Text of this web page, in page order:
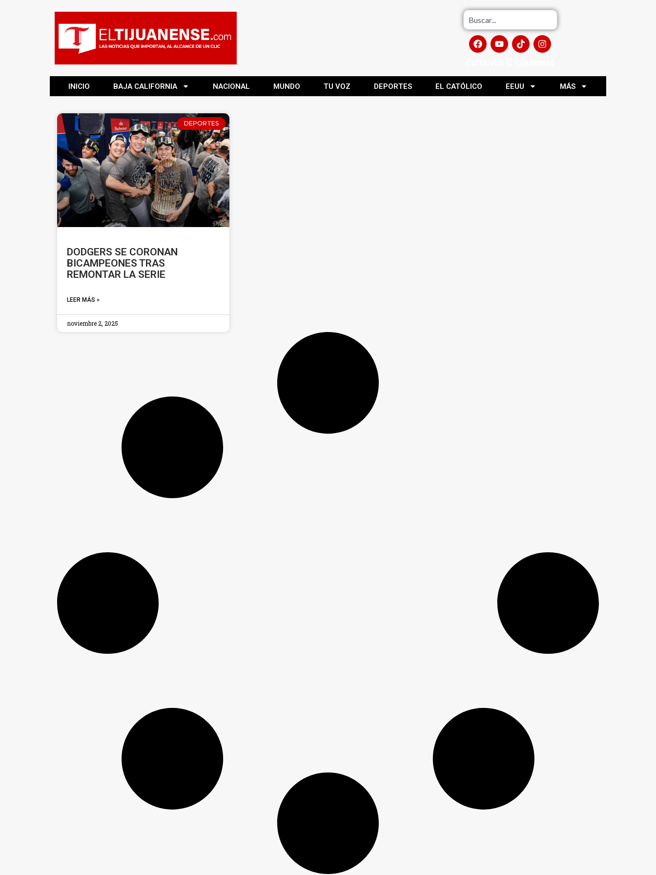
INICIO BAJA CALIFORNIA NACIONAL MUNDO TU VOZ DEPORTES EL CATÓLICO EEUU MÁS
DEPORTES
DODGERS SE CORONAN
BICAMPEONES TRAS
REMONTAR LA SERIE
LEER MÁS »
noviembre 2, 2025